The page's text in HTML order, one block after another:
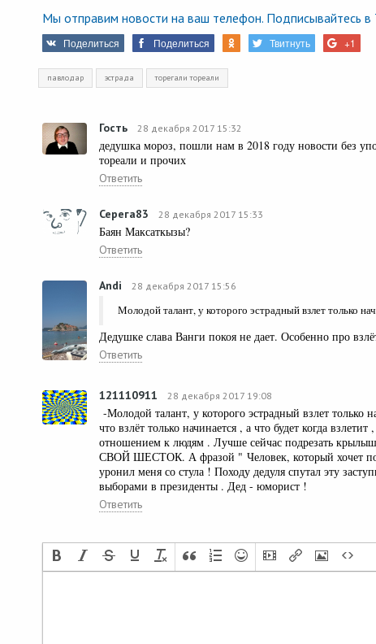
Мы отправим новости на ваш телефон. Подписывайтесь
Поделиться Поделиться Твитнуть +1
павлодар эстрада торегали тореали
Гость 28 декабря 2017 15:32
дедушка мороз, пошли нам в 2018 году новости без
тореали и прочих
Ответить
Серега83 28 декабря 2017 15:33
Баян Максаткызы?
Ответить
Andi 28 декабря 2017 15:56
Молодой талант, у которого эстрадный взлет только
Дедушке слава Ванги покоя не дает. Особенно про
Ответить
121110911 28 декабря 2017 19:08
-Молодой талант, у которого эстрадный взлет только
что взлёт только начинается , а что будет когда
отношением к людям . Лучше сейчас подрезать
СВОЙ ШЕСТОК. А фразой " Человек, который хочет
уронил меня со стула ! Походу дедуля спутал эту
выборами в президенты . Дед - юморист !
Ответить